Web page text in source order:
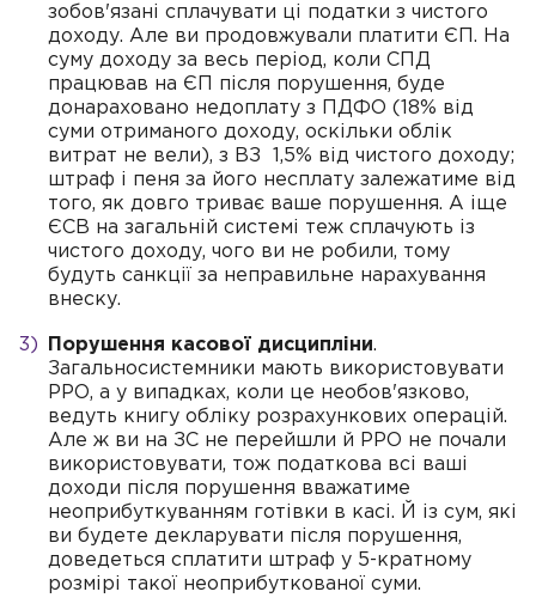
зобов'язані сплачувати ці податки з чистого
доходу. Але ви продовжували платити ЄП. На
суму доходу за весь період, коли СПД
працював на ЄП після порушення, буде
донараховано недоплату з ПДФО (18% від
суми отриманого доходу, оскільки облік
витрат не вели), з ВЗ 1,5% від чистого доходу;
штраф і пеня за його несплату залежатиме від
того, як довго триває ваше порушення. А іще
ЄСВ на загальній системі теж сплачують із
чистого доходу, чого ви не робили, тому
будуть санкції за неправильне нарахування
внеску.
Порушення касової дисципліни.
Загальносистемники мають використовувати
РРО, а у випадках, коли це необов'язково,
ведуть книгу обліку розрахункових операцій.
Але ж ви на ЗС не перейшли й РРО не почали
використовувати, тож податкова всі ваші
доходи після порушення вважатиме
неоприбуткуванням готівки в касі. Й із сум, які
ви будете декларувати після порушення,
доведеться сплатити штраф у 5-кратному
розмірі такої неоприбуткованої суми.